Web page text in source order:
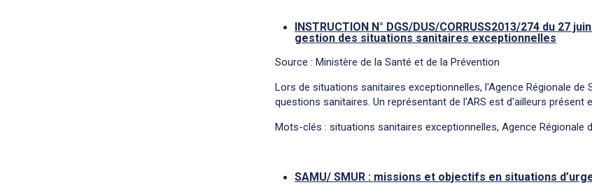
INSTRUCTION N° DGS/DUS/CORRUSS2013/274 du
gestion des situations sanitaires exceptionnelles
Source : Ministère de la Santé et de la Prévention
Lors de situations sanitaires exceptionnelles, l'Agence Régionale
questions sanitaires. Un représentant de l'ARS est d'ailleurs présent
Mots-clés : situations sanitaires exceptionnelles, Agence Régionale
SAMU/ SMUR : missions et objectifs en situations